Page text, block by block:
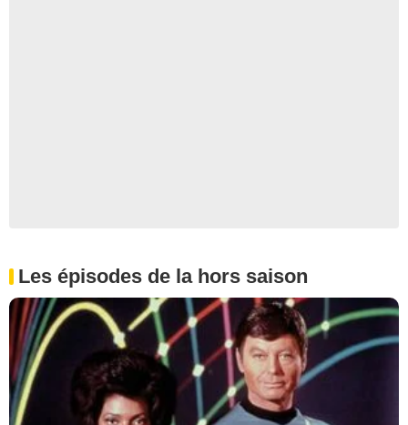
Les épisodes de la hors saison